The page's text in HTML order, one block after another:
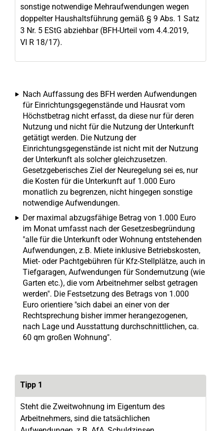
sonstige notwendige Mehraufwendungen wegen
doppelter Haushaltsführung gemäß § 9 Abs. 1 Satz
3 Nr. 5 EStG abziehbar (BFH-Urteil vom 4.4.2019,
VI R 18/17).
Nach Auffassung des BFH werden Aufwendungen
für Einrichtungsgegenstände und Hausrat vom
Höchstbetrag nicht erfasst, da diese nur für deren
Nutzung und nicht für die Nutzung der Unterkunft
getätigt werden. Die Nutzung der
Einrichtungsgegenstände ist nicht mit der Nutzung
der Unterkunft als solcher gleichzusetzen.
Gesetzgeberisches Ziel der Neuregelung sei es, nur
die Kosten für die Unterkunft auf 1.000 Euro
monatlich zu begrenzen, nicht hingegen sonstige
notwendige Aufwendungen.
Der maximal abzugsfähige Betrag von 1.000 Euro
im Monat umfasst nach der Gesetzesbegründung
"alle für die Unterkunft oder Wohnung entstehenden
Aufwendungen, z.B. Miete inklusive Betriebskosten,
Miet- oder Pachtgebühren für Kfz-Stellplätze, auch in
Tiefgaragen, Aufwendungen für Sondernutzung (wie
Garten etc.), die vom Arbeitnehmer selbst getragen
werden". Die Festsetzung des Betrags von 1.000
Euro orientiere "sich dabei an einer von der
Rechtsprechung bisher immer herangezogenen,
nach Lage und Ausstattung durchschnittlichen, ca.
60 qm großen Wohnung".
Tipp 1
Steht die Zweitwohnung im Eigentum des
Arbeitnehmers, sind die tatsächlichen